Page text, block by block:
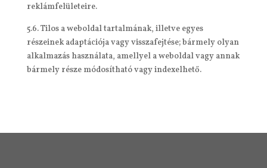
reklámfelületeire.
5.6. Tilos a weboldal tartalmának, illetve egyes
részeinek adaptációja vagy visszafejtése; bármely olyan
alkalmazás használata, amellyel a weboldal vagy annak
bármely része módosítható vagy indexelhető.